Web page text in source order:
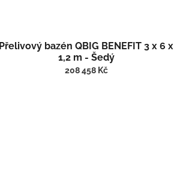
Přelivový bazén QBIG BENEFIT 3 x 6 x
1,2 m - Šedý
208 458 Kč